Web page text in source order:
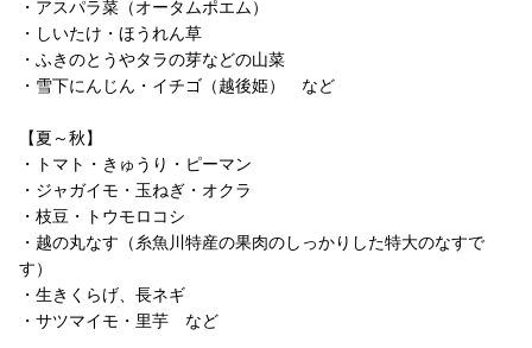
・アスパラ菜（オータムポエム）
・しいたけ・ほうれん草
・ふきのとうやタラの芽などの山菜
・雪下にんじん・イチゴ（越後姫） など
【夏～秋】
・トマト・きゅうり・ピーマン
・ジャガイモ・玉ねぎ・オクラ
・枝豆・トウモロコシ
・越の丸なす（糸魚川特産の果肉のしっかりした特大のなすで
す）
・生きくらげ、長ネギ
・サツマイモ・里芋 など